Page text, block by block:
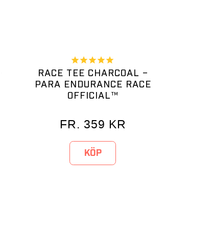
RACE TEE CHARCOAL –
PARA ENDURANCE RACE
OFFICIAL™
FR. 359 KR
KÖP